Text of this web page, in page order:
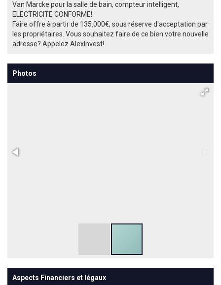
Van Marcke pour la salle de bain, compteur intelligent,
ELECTRICITE CONFORME!
Faire offre à partir de 135.000€, sous réserve d'acceptation par
les propriétaires. Vous souhaitez faire de ce bien votre nouvelle
adresse? Appelez AlexInvest!
Photos
Aspects Financiers et légaux